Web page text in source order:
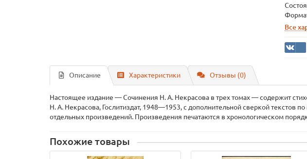
Все
Описание Характеристики Отзывы (0)
Настоящее издание — Сочинения Н. А. Некрасова в трех томах — содержит
Н. А. Некрасова, Гослитиздат, 1948—1953, с дополнительной сверкой текстов
отдельных произведений. Произведения печатаются в хронологическом
Похожие товары